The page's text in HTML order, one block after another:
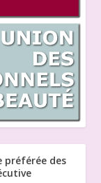
préférée des